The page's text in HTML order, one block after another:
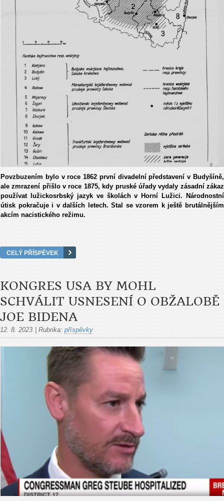
Povzbuzením bylo v roce 1862 první divadelní představení v Budyšíně,
ale zmrazení přišlo v roce 1875, kdy pruské úřady vydaly zásadní zákaz
používat lužickosrbský jazyk ve školách v Horní Lužici. Národnostní
útisk pokračuje i v dalších letech. Stal se vzorem k ještě brutálnějším
akcím nacistického režimu.
CELÝ PŘÍSPĚVEK
KONGRES USA BY MOHL
SCHVÁLIT USNESENÍ O OBŽALOBĚ
JOE BIDENA
12. 8. 2023 Rubrika: příspěvky